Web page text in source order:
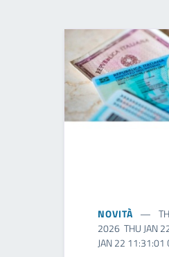
NOVITÀ
2026 THU JAN
JAN 22 11:31:01